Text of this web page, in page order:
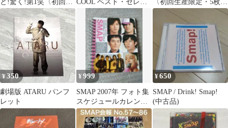
と!驚く!第1笑〈初回
盤・2枚組〉
COOL ベスト・セレク
ション
〈初回生産限定・5枚
組〉 中居正広 竹内結子
¥350
劇場版 ATARU パンフ
レット
¥999
SMAP 2007年 フォト集
スケジュールカレンダ
ー帳
¥650
SMAP / Drink! Smap!
(中古品)